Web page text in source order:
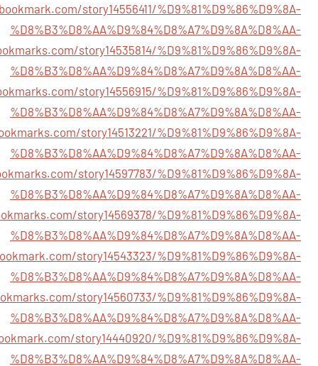
story14556411/%D9%81%D9%86%D9%8A-
%D8%B3%D8%AA%D9%84%D8%A7%D9%8A%D8%AA-
story14535814/%D9%81%D9%86%D9%8A-
%D8%B3%D8%AA%D9%84%D8%A7%D9%8A%D8%AA-
story14556915/%D9%81%D9%86%D9%8A-
%D8%B3%D8%AA%D9%84%D8%A7%D9%8A%D8%AA-
story14513221/%D9%81%D9%86%D9%8A-
%D8%B3%D8%AA%D9%84%D8%A7%D9%8A%D8%AA-
story14597783/%D9%81%D9%86%D9%8A-
%D8%B3%D8%AA%D9%84%D8%A7%D9%8A%D8%AA-
story14569378/%D9%81%D9%86%D9%8A-
%D8%B3%D8%AA%D9%84%D8%A7%D9%8A%D8%AA-
story14543323/%D9%81%D9%86%D9%8A-
%D8%B3%D8%AA%D9%84%D8%A7%D9%8A%D8%AA-
story14560733/%D9%81%D9%86%D9%8A-
%D8%B3%D8%AA%D9%84%D8%A7%D9%8A%D8%AA-
story14440920/%D9%81%D9%86%D9%8A-
%D8%B3%D8%AA%D9%84%D8%A7%D9%8A%D8%AA-